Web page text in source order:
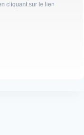
cliquant sur le lien